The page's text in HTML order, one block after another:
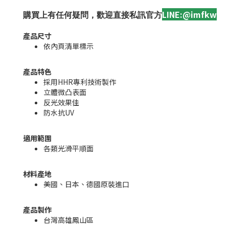
購買上有任何疑問，歡迎直接私訊官方LINE:@imfkw
產品尺寸
依內頁清單標示
產品特色
採用HHR專利技術製作
立體微凸表面
反光效果佳
防水抗UV
適用範圍
各類光滑平順面
材料產地
美國、日本、德國原裝進口
產品製作
台灣高雄鳳山區